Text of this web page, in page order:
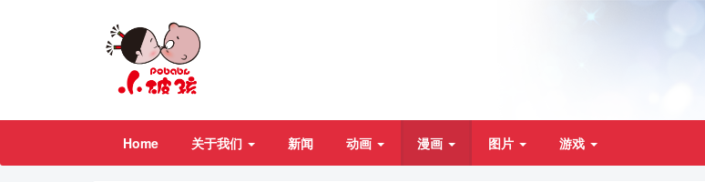
Home 关于我们 新闻 动画 漫画 图片 游戏